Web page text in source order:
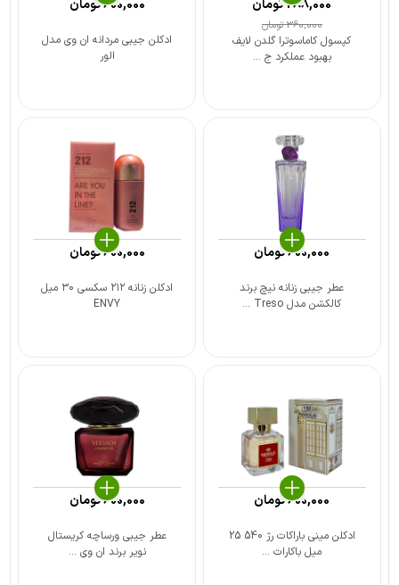
کپسول کاماسوترا گلدن لایف
بهبود عملکرد ج ...
360,000تومان
288,000تومان
ادکلن جیبی مردانه ان وی مدل
الور
600,000تومان
عطر جیبی زنانه نیچ برند
کالکشن مدل Treso ...
600,000تومان
ادکلن زنانه ۲۱۲ سکسی ۳۰ میل
ENVY
600,000تومان
ادکلن مینی باراکات رژ 540 25
میل باکارات ...
600,000تومان
عطر جیبی ورساچه کریستال
نویر برند ان وی ...
600,000تومان